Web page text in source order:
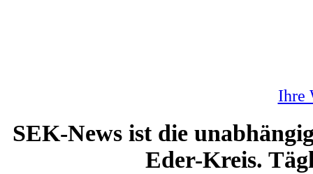
Ihre
SEK-News ist die
Eder-Kreis.